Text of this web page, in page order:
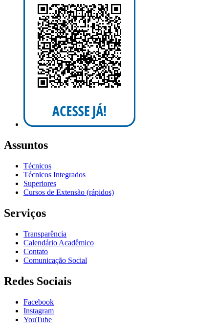
Assuntos
Técnicos
Técnicos Integrados
Superiores
Cursos de Extensão (rápidos)
Serviços
Transparência
Calendário Acadêmico
Contato
Comunicação Social
Redes Sociais
Facebook
Instagram
YouTube